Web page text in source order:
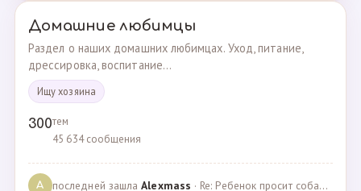
Домашние любимцы
Раздел о наших домашних любимцах. Уход, питание,
дрессировка, воспитание...
Ищу хозяина
300тем
45 634 сообщения
A последней зашлаAlexmass · Re: Ребенок просит собаку, посоветуйте какую породу… · 30.03.2025